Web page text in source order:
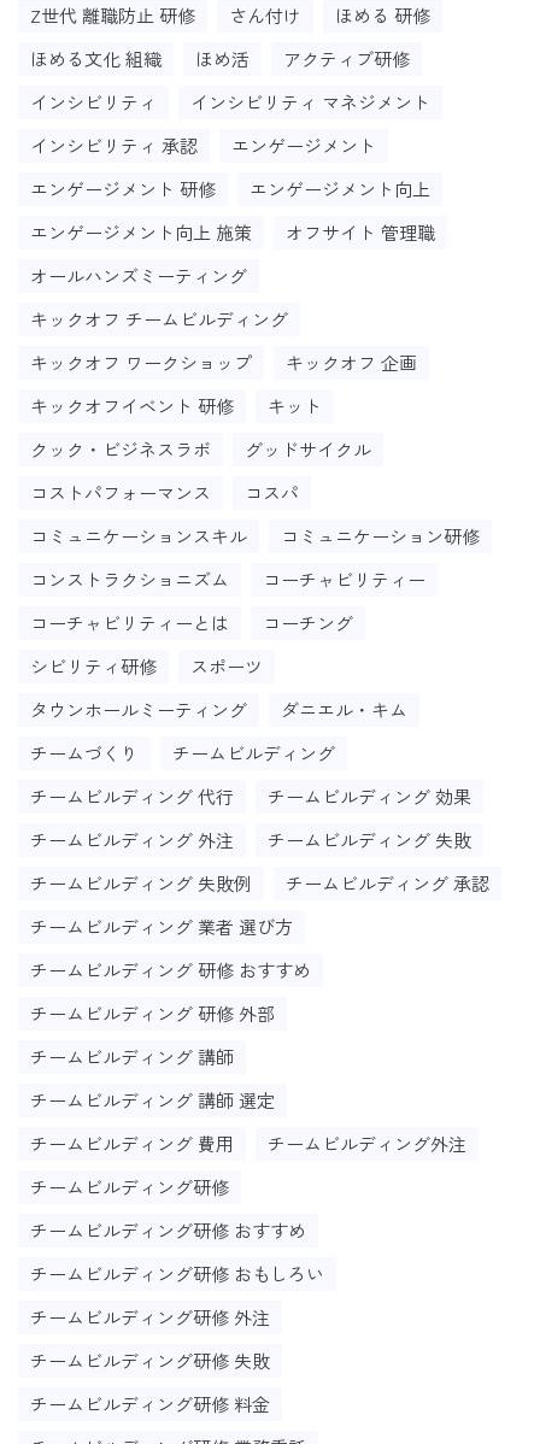
Z世代 離職防止 研修
さん付け
ほめる 研修
ほめる文化 組織
ほめ活
アクティブ研修
インシビリティ
インシビリティ マネジメント
インシビリティ 承認
エンゲージメント
エンゲージメント 研修
エンゲージメント向上
エンゲージメント向上 施策
オフサイト 管理職
オールハンズミーティング
キックオフ チームビルディング
キックオフ ワークショップ
キックオフ 企画
キックオフイベント 研修
キット
クック・ビジネスラボ
グッドサイクル
コストパフォーマンス
コスパ
コミュニケーションスキル
コミュニケーション研修
コンストラクショニズム
コーチャビリティー
コーチャビリティーとは
コーチング
シビリティ研修
スポーツ
タウンホールミーティング
ダニエル・キム
チームづくり
チームビルディング
チームビルディング 代行
チームビルディング 効果
チームビルディング 外注
チームビルディング 失敗
チームビルディング 失敗例
チームビルディング 承認
チームビルディング 業者 選び方
チームビルディング 研修 おすすめ
チームビルディング 研修 外部
チームビルディング 講師
チームビルディング 講師 選定
チームビルディング 費用
チームビルディング外注
チームビルディング研修
チームビルディング研修 おすすめ
チームビルディング研修 おもしろい
チームビルディング研修 外注
チームビルディング研修 失敗
チームビルディング研修 料金